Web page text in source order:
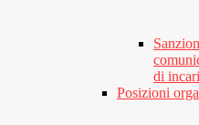
di
Posizioni